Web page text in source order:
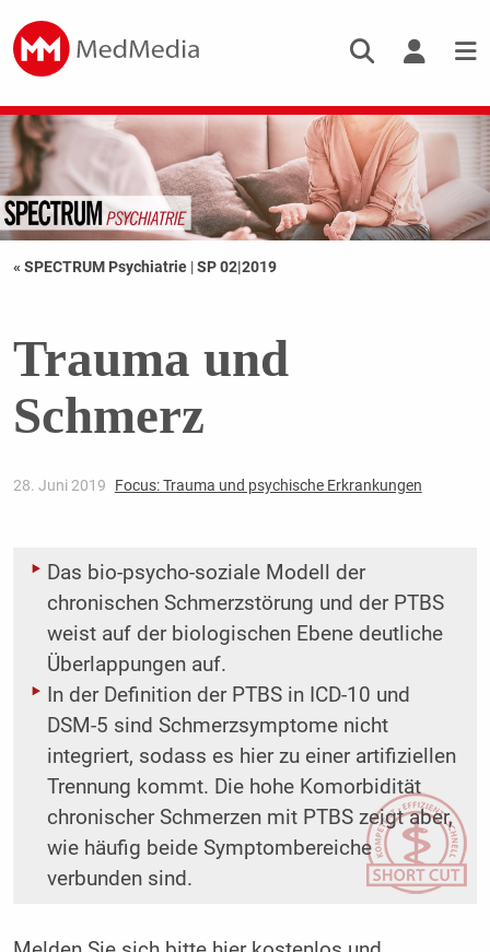
« SPECTRUM Psychiatrie |SP 02|2019
Trauma und
Schmerz
28. Juni 2019 Focus: Trauma und psychische Erkrankungen
Das bio-psycho-soziale Modell der
chronischen Schmerzstörung und der PTBS
weist auf der biologischen Ebene deutliche
Überlappungen auf.
In der Definition der PTBS in ICD-10 und
DSM-5 sind Schmerzsymptome nicht
integriert, sodass es hier zu einer artifiziellen
Trennung kommt. Die hohe Komorbidität
chronischer Schmerzen mit PTBS zeigt aber,
wie häufig beide Symptombereiche
verbunden sind.